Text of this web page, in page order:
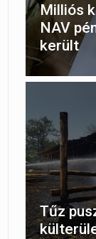
Milliós
NAV
került
Tűz